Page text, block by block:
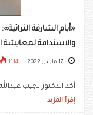
«أيام الشارقة
والاستدامة
1114
أكد الدكتور نجيب
إقرأ المزيد